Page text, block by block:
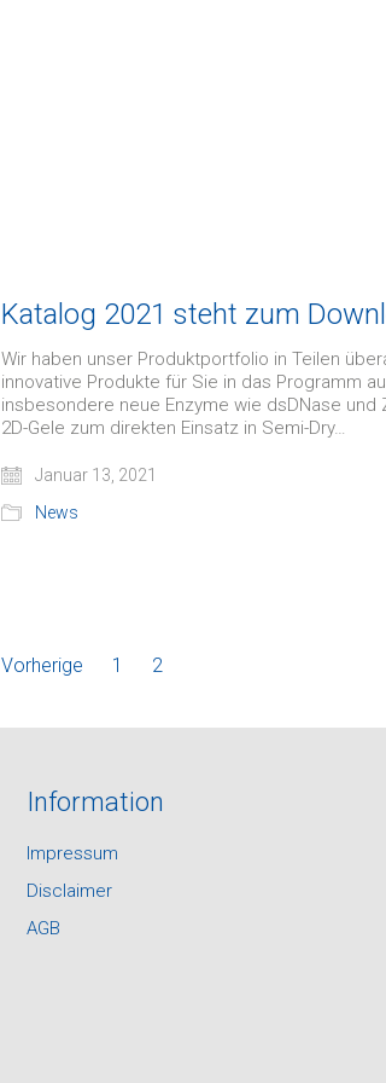
Katalog 2021 steht zum
Wir haben unser Produktportfolio in Teilen
innovative Produkte für Sie in das Programm
insbesondere neue Enzyme wie dsDNase
2D-Gele zum direkten Einsatz in Semi-Dry…
Januar 13, 2021
News
Vorherige 1 2
Information
Impressum
Disclaimer
AGB